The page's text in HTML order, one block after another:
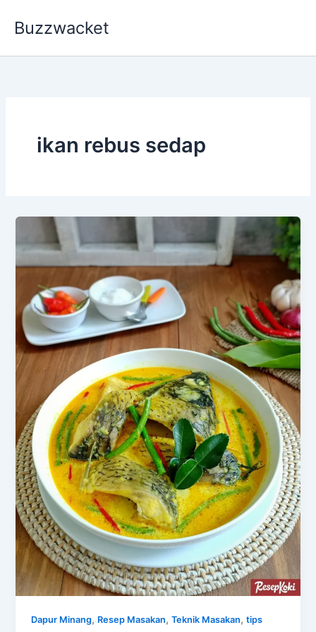
Buzzwacket
ikan rebus sedap
Dapur Minang, Resep Masakan,Teknik Masakan,tips